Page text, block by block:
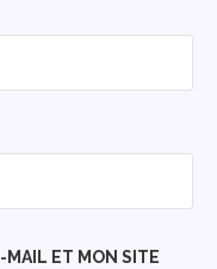
MAIL ET MON SITE